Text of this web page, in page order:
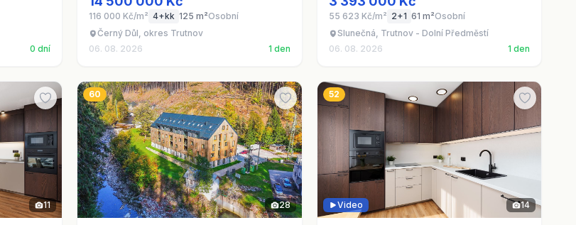
0 dní
116 000 Kč/m² 4+kk 125 m²Osobní
Černý Důl, okres Trutnov
06. 08. 2026
1 den
55 623 Kč/m² 2+1 61 m²Osobní
Slunečná, Trutnov - Dolní Předměstí
06. 08. 2026
1 den
11
60
28
52
14
Video